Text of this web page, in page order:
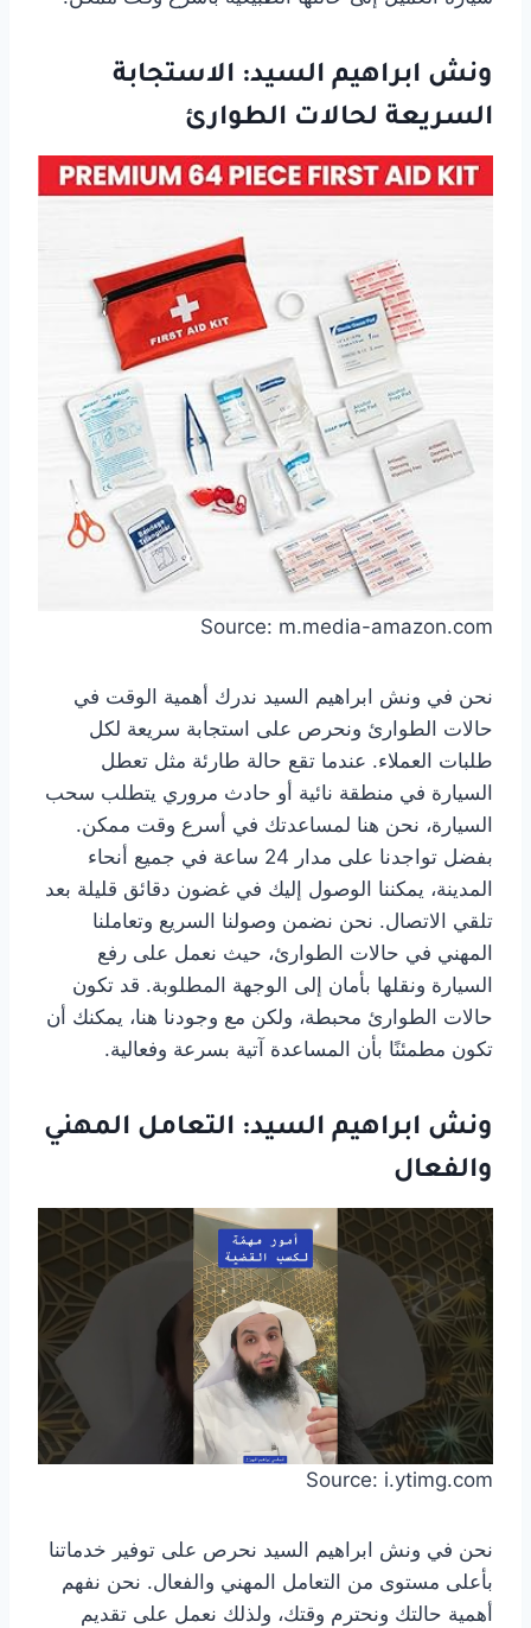
ونش ابراهيم السيد: الاستجابة
السريعة لحالات الطوارئ
Source: m.media-amazon.com
نحن في ونش ابراهيم السيد ندرك أهمية الوقت في
حالات الطوارئ ونحرص على استجابة سريعة لكل
طلبات العملاء. عندما تقع حالة طارئة مثل تعطل
السيارة في منطقة نائية أو حادث مروري يتطلب سحب
السيارة، نحن هنا لمساعدتك في أسرع وقت ممكن.
بفضل تواجدنا على مدار 24 ساعة في جميع أنحاء
المدينة، يمكننا الوصول إليك في غضون دقائق قليلة بعد
تلقي الاتصال. نحن نضمن وصولنا السريع وتعاملنا
المهني في حالات الطوارئ، حيث نعمل على رفع
السيارة ونقلها بأمان إلى الوجهة المطلوبة. قد تكون
حالات الطوارئ محبطة، ولكن مع وجودنا هنا، يمكنك أن
تكون مطمئنًا بأن المساعدة آتية بسرعة وفعالية.
ونش ابراهيم السيد: التعامل المهني
والفعال
Source: i.ytimg.com
نحن في ونش ابراهيم السيد نحرص على توفير خدماتنا
بأعلى مستوى من التعامل المهني والفعال. نحن نفهم
أهمية حالتك ونحترم وقتك، ولذلك نعمل على تقديم